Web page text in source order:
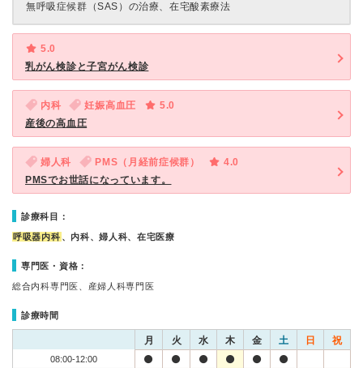
無呼吸症候群（SAS）の治療、在宅酸素療法
5.0
乳がん検診と子宮がん検診
内科 妊娠高血圧
5.0
産後の高血圧
婦人科 PMS（月経前症候群）
4.0
PMSでお世話になっています。
診療科目：
呼吸器内科 、内科、婦人科、在宅医療
専門医・資格：
総合内科専門医、産婦人科専門医
診療時間
月 火 水 木 金 土 日 祝
08:00-12:00